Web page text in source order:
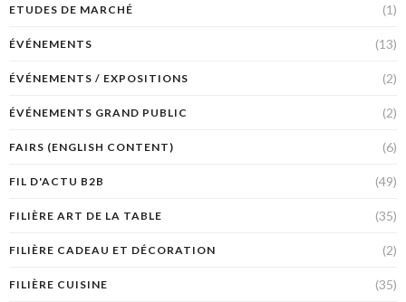
ETUDES DE MARCHÉ (1)
ÉVÉNEMENTS (13)
ÉVÉNEMENTS / EXPOSITIONS (2)
ÉVÉNEMENTS GRAND PUBLIC (2)
FAIRS (ENGLISH CONTENT) (6)
FIL D'ACTU B2B (49)
FILIÈRE ART DE LA TABLE (35)
FILIÈRE CADEAU ET DÉCORATION (2)
FILIÈRE CUISINE (35)